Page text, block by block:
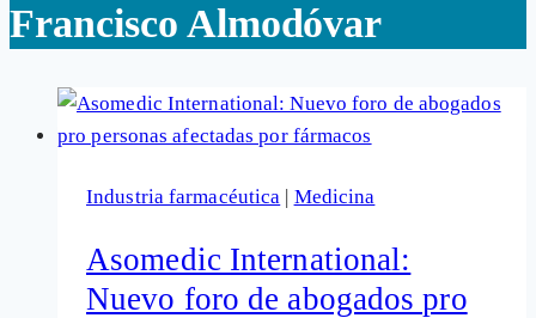
Francisco Almodóvar
Industria farmacéutica Medicina
Asomedic International:
Nuevo foro de abogados pro